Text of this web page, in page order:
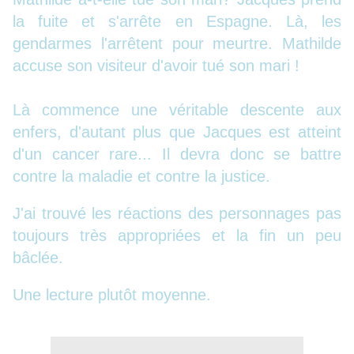
la fuite et s'arrête en Espagne. Là, les
gendarmes l'arrêtent pour meurtre. Mathilde
accuse son visiteur d'avoir tué son mari !
Là commence une véritable descente aux
enfers, d'autant plus que Jacques est atteint
d'un cancer rare... Il devra donc se battre
contre la maladie et contre la justice.
J'ai trouvé les réactions des personnages pas
toujours très appropriées et la fin un peu
bâclée.
Une lecture plutôt moyenne.